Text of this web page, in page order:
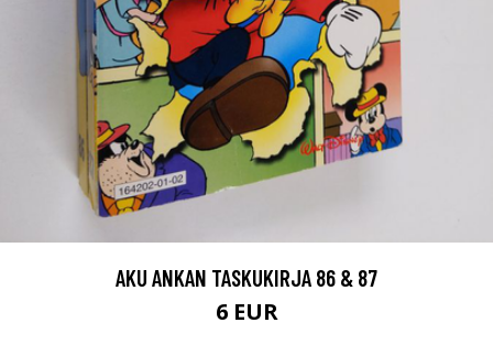
AKU ANKAN TASKUKIRJA 86 & 87
6 EUR